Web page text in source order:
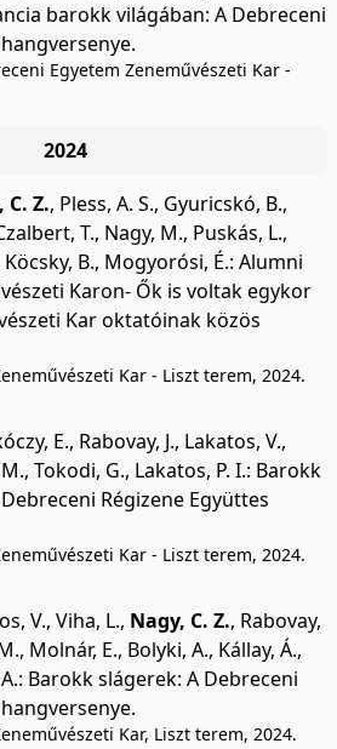
barokk világában: A Debreceni
Egyetem Zeneművészeti Kar -
2024
C. Z., Pless, A. S., Gyuricskó, B.,
T., Nagy, M., Puskás, L.,
Köcsky, B., Mogyorósi, É.: Alumni
Karon- Ők is voltak egykor
Kar oktatóinak közös
Kar - Liszt terem, 2024.
E., Rabovay, J., Lakatos, V.,
, Tokodi, G., Lakatos, P. I.: Barokk
Régizene Együttes
Kar - Liszt terem, 2024.
V., Viha, L., Nagy, C. Z., Rabovay,
, Molnár, E., Bolyki, A., Kállay, Á.,
: Barokk slágerek: A Debreceni
Kar, Liszt terem, 2024.